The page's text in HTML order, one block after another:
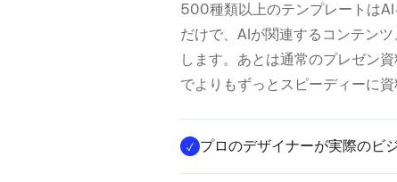
500種類以上のテンプレートは
だけで、AIが関連するコンテン
します。あとは通常のプレゼン
でよりもずっとスピーディーに資
プロのデザイナーが実際のビ